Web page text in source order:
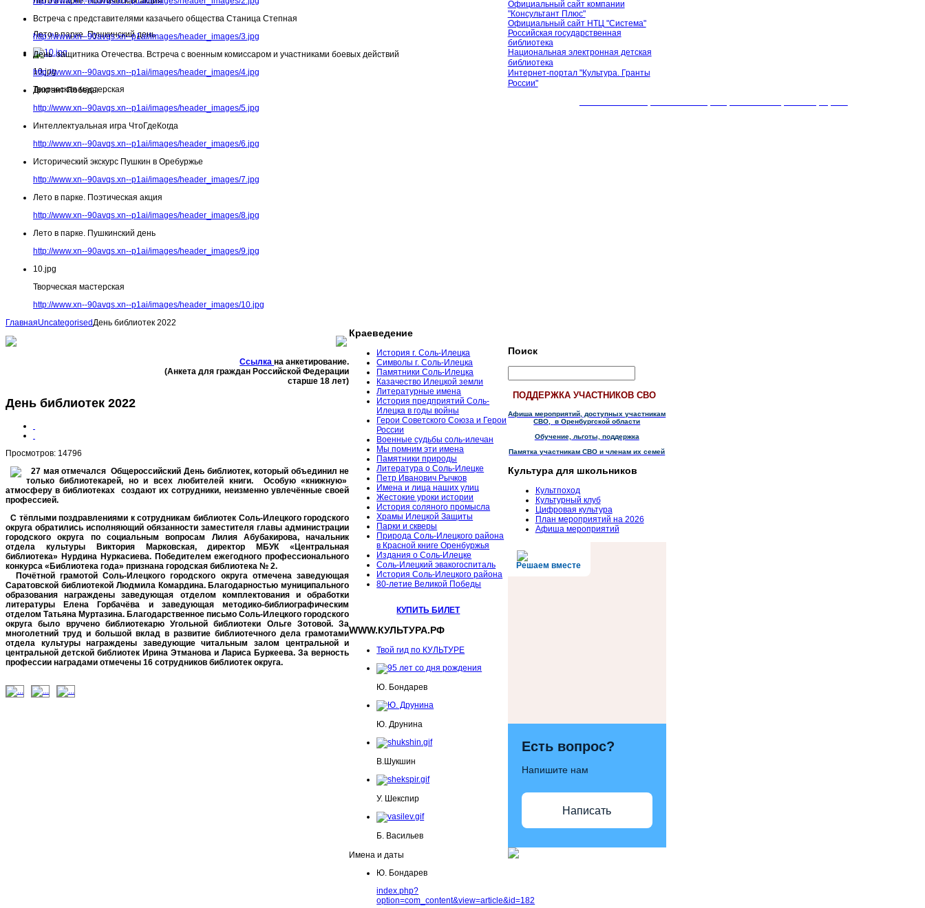
Лето в парке. Пушкинский день
10.jpg
Творческая мастерская
Встреча с представителями казачьего общества Станица Степная
http://www.xn--90avqs.xn--p1ai/images/header_images/3.jpg
День защитника Отечества. Встреча с военным комиссаром и участниками боевых действий
http://www.xn--90avqs.xn--p1ai/images/header_images/4.jpg
Диктант Победы
http://www.xn--90avqs.xn--p1ai/images/header_images/5.jpg
Интеллектуальная игра ЧтоГдеКогда
http://www.xn--90avqs.xn--p1ai/images/header_images/6.jpg
Исторический экскурс Пушкин в Оребуржье
http://www.xn--90avqs.xn--p1ai/images/header_images/7.jpg
Лето в парке. Поэтическая акция
http://www.xn--90avqs.xn--p1ai/images/header_images/8.jpg
Лето в парке. Пушкинский день
http://www.xn--90avqs.xn--p1ai/images/header_images/9.jpg
10.jpg
Творческая мастерская
http://www.xn--90avqs.xn--p1ai/images/header_images/10.jpg
ГлавнаяUncategorisedДень библиотек 2022
Ссылкана анкетирование.
(Анкета для граждан Российской Федерации
старше 18 лет)
День библиотек 2022
Просмотров: 14796
27 мая отмечался Общероссийский День библиотек, который объединил не
только библиотекарей, но и всех любителей книги.
Особую «книжную»
атмосферу в библиотеках создают их сотрудники, неизменно увлечённые своей
профессией.
С тёплыми поздравлениями к сотрудникам библиотек Соль-Илецкого городского
округа обратились исполняющий обязанности заместителя главы администрации
городского округа по социальным вопросам Лилия Абубакирова, начальник
отдела культуры Виктория Марковская, директор МБУК «Центральная
библиотека» Нурдина Нуркасиева. Победителем ежегодного профессионального
конкурса «Библиотека года» признана городская библиотека № 2.
Почётной грамотой Соль-Илецкого городского округа отмечена заведующая
Саратовской библиотекой Людмила Комардина. Благодарностью муниципального
образования награждены заведующая отделом комплектования и обработки
литературы Елена Горбачёва и заведующая методико-библиографическим
отделом Татьяна Муртазина. Благодарственное письмо Соль-Илецкого городского
округа было вручено библиотекарю Угольной библиотеки Ольге Зотовой. За
многолетний труд и большой вклад в развитие библиотечного дела грамотами
отдела культуры награждены заведующие читальным залом центральной и
центральной детской библиотек Ирина Этманова и Лариса Буркеева.За верность
профессии наградами отмечены 16 сотрудников библиотек округа.
Краеведение
История г. Соль-Илецка
Символы г. Соль-Илецка
Памятники Соль-Илецка
Казачество Илецкой земли
Литературные имена
История предприятий Соль-
Илецка в годы войны
Герои Советского Союза и Герои
России
Военные судьбы соль-илечан
Мы помним эти имена
Памятники природы
Литература о Соль-Илецке
Петр Иванович Рычков
Имена и лица наших улиц
Жестокие уроки истории
История соляного промысла
Храмы Илецкой Защиты
Парки и скверы
Природа Соль-Илецкого района
в Красной книге Оренбуржья
Издания о Соль-Илецке
Соль-Илецкий эвакогоспиталь
История Соль-Илецкого района
80-летие Великой Победы
КУПИТЬ БИЛЕТ
WWW.КУЛЬТУРА.РФ
Твой гид по КУЛЬТУРЕ
Ю. Бондарев
Ю. Друнина
В.Шукшин
У. Шекспир
Б. Васильев
Имена и даты
Ю. Бондарев
index.php?
option=com_content&view=article&id=182
Поиск
ПОДДЕРЖКА УЧАСТНИКОВ СВО
Афиша мероприятий, доступных участникам
СВО,
в Оренбургской области
Обучение, льготы, поддержка
Памятка участникам СВО и членам их семей
Культура для школьников
Культпоход
Культурный клуб
Цифровая культура
План мероприятий на 2026
Афиша мероприятий
Решаем вместе
Есть вопрос?
Напишите нам
Написать
Официальный сайт компании
"Консультант Плюс"
Официальный сайт НТЦ "Система"
Российская государственная
библиотека
Национальная электронная детская
библиотека
Интернет-портал "Культура. Гранты
России"